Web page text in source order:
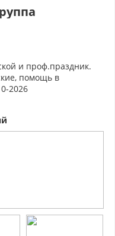
и проф.праздник.
помощь в
2026